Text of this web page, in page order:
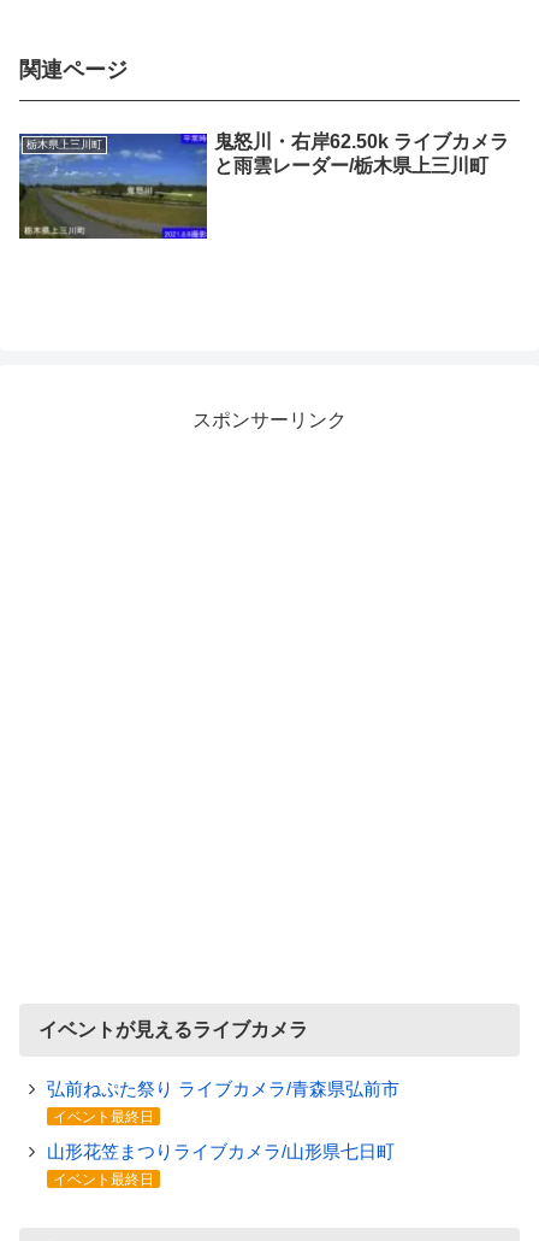
関連ページ
栃木県上三川町
鬼怒川・右岸62.50k ライブカメラ
と雨雲レーダー/栃木県上三川町
スポンサーリンク
イベントが見えるライブカメラ
弘前ねぷた祭り ライブカメラ/青森県弘前市
イベント最終日
山形花笠まつりライブカメラ/山形県七日町
イベント最終日